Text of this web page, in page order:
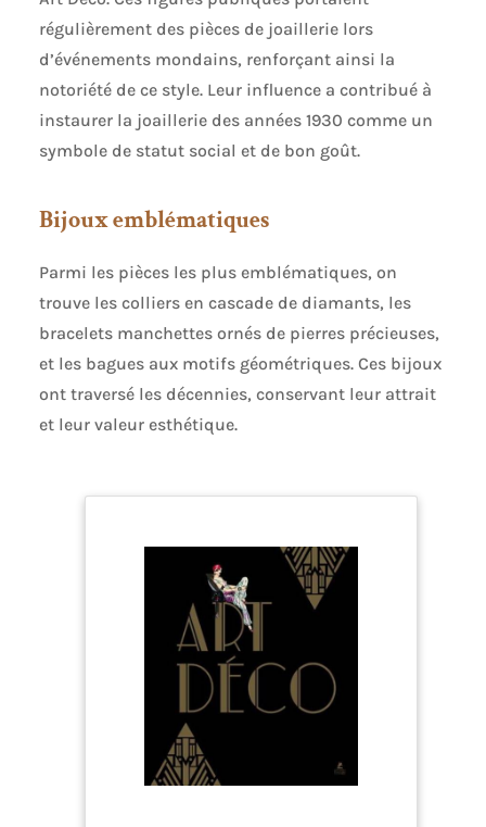
régulièrement des pièces de joaillerie lors
d’événements mondains, renforçant ainsi la
notoriété de ce style. Leur influence a contribué à
instaurer la joaillerie des années 1930 comme un
symbole de statut social et de bon goût.
Bijoux emblématiques
Parmi les pièces les plus emblématiques, on
trouve les colliers en cascade de diamants, les
bracelets manchettes ornés de pierres précieuses,
et les bagues aux motifs géométriques. Ces bijoux
ont traversé les décennies, conservant leur attrait
et leur valeur esthétique.